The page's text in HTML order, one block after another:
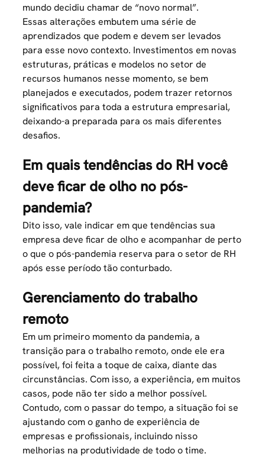
mundo decidiu chamar de “novo normal”.
Essas alterações embutem uma série de
aprendizados que podem e devem ser levados
para esse novo contexto. Investimentos em novas
estruturas, práticas e modelos no setor de
recursos humanos nesse momento, se bem
planejados e executados, podem trazer retornos
significativos para toda a estrutura empresarial,
deixando-a preparada para os mais diferentes
desafios.
Em quais tendências do RH você
deve ficar de olho no pós-
pandemia?
Dito isso, vale indicar em que tendências sua
empresa deve ficar de olho e acompanhar de perto
o que o pós-pandemia reserva para o setor de RH
após esse período tão conturbado.
Gerenciamento do trabalho
remoto
Em um primeiro momento da pandemia, a
transição para o trabalho remoto, onde ele era
possível, foi feita a toque de caixa, diante das
circunstâncias. Com isso, a experiência, em muitos
casos, pode não ter sido a melhor possível.
Contudo, com o passar do tempo, a situação foi se
ajustando com o ganho de experiência de
empresas e profissionais, incluindo nisso
melhorias na produtividade de todo o time.